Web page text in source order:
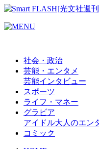
社会・政治
芸能・エンタメ
芸能インタビュー
スポーツ
ライフ・マネー
グラビア
アイドル大人のエン
コミック